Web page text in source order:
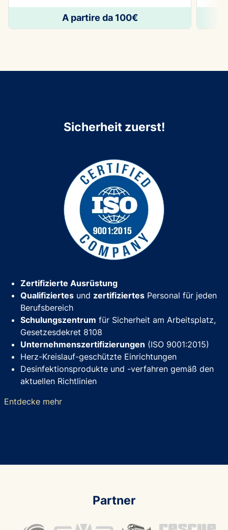
A partire da 100€
Sicherheit zuerst!
Zertifizierte Ausrüstung
Qualifiziertes und zertifiziertes Personal für jeden
Berufsbereich
Schulungszentrum für Sicherheit am Arbeitsplatz,
Gesetzesdekret 8108
Unternehmenszertifizierungen (ISO 9001:2015)
Herz-Kreislauf-geschützte Einrichtungen
Desinfektionsprodukte und -verfahren gemäß den
aktuellen Richtlinien
Entdecke mehr
Partner